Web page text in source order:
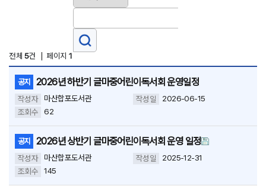
전체 5건 페이지 1
공지 2026년 하반기 글마중어린이독서회 운영일정
마산합포도서관
2026-06-15
62
공지 2026년 상반기 글마중어린이독서회 운영 일정
마산합포도서관
2025-12-31
145